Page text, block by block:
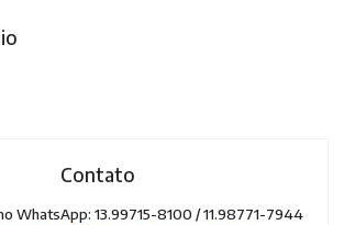
Contato
WhatsApp: 13.99715-8100 / 11.98771-7944